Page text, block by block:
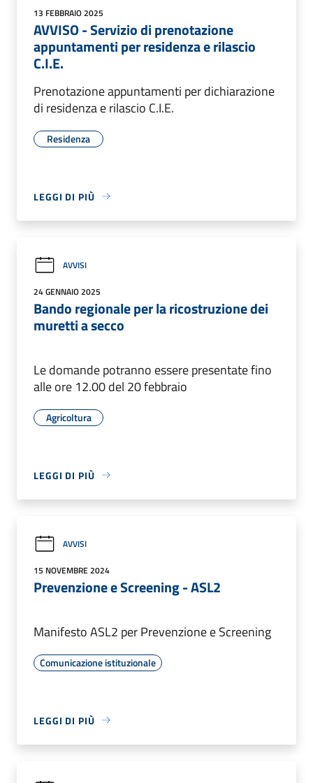
13 FEBBRAIO 2025
AVVISO - Servizio di prenotazione
appuntamenti per residenza e rilascio
C.I.E.
Prenotazione appuntamenti per dichiarazione
di residenza e rilascio C.I.E.
Residenza
LEGGI DI PIÙ
AVVISI
24 GENNAIO 2025
Bando regionale per la ricostruzione dei
muretti a secco
Le domande potranno essere presentate fino
alle ore 12.00 del 20 febbraio
Agricoltura
LEGGI DI PIÙ
AVVISI
15 NOVEMBRE 2024
Prevenzione e Screening - ASL2
Manifesto ASL2 per Prevenzione e Screening
Comunicazione istituzionale
LEGGI DI PIÙ